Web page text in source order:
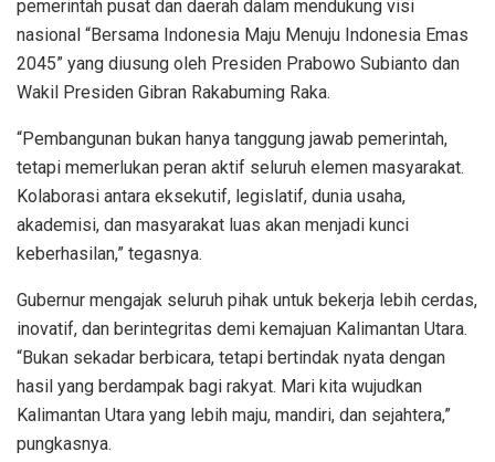
pemerintah pusat dan daerah dalam mendukung visi
nasional “Bersama Indonesia Maju Menuju Indonesia Emas
2045” yang diusung oleh Presiden Prabowo Subianto dan
Wakil Presiden Gibran Rakabuming Raka.
“Pembangunan bukan hanya tanggung jawab pemerintah,
tetapi memerlukan peran aktif seluruh elemen masyarakat.
Kolaborasi antara eksekutif, legislatif, dunia usaha,
akademisi, dan masyarakat luas akan menjadi kunci
keberhasilan,” tegasnya.
Gubernur mengajak seluruh pihak untuk bekerja lebih cerdas,
inovatif, dan berintegritas demi kemajuan Kalimantan Utara.
“Bukan sekadar berbicara, tetapi bertindak nyata dengan
hasil yang berdampak bagi rakyat. Mari kita wujudkan
Kalimantan Utara yang lebih maju, mandiri, dan sejahtera,”
pungkasnya.